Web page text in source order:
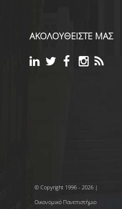
ΑΚΟΛΟΥΘΕΙΣΤΕ ΜΑΣ
© Copyright 1996 - 2026 |
Οικονομικό Πανεπιστήμιο